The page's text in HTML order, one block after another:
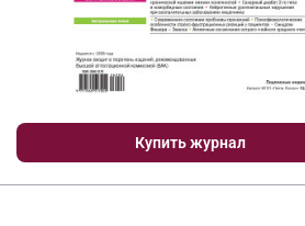
Купить журнал